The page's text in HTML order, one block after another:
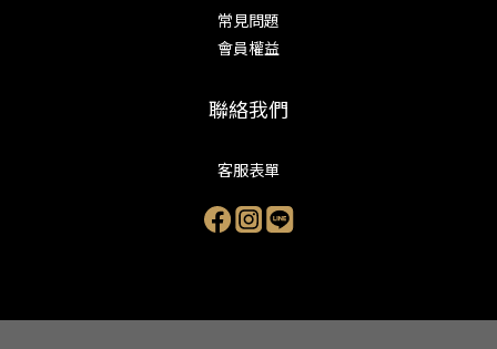
常見問題
會員權益
聯絡我們
客服表單